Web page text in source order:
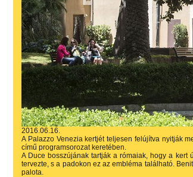
2016.06.16.
A Palazzo Venezia kertjét teljesen felújítva nyitják
című programsorozat keretében.
A Duce bosszújának tartják a rómaiak, hogy a
tervezte, s a padokon ez az embléma található.
palota.